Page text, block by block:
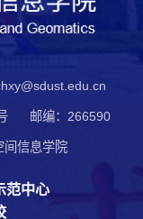
号 邮编：266590
间信息学院
范中心